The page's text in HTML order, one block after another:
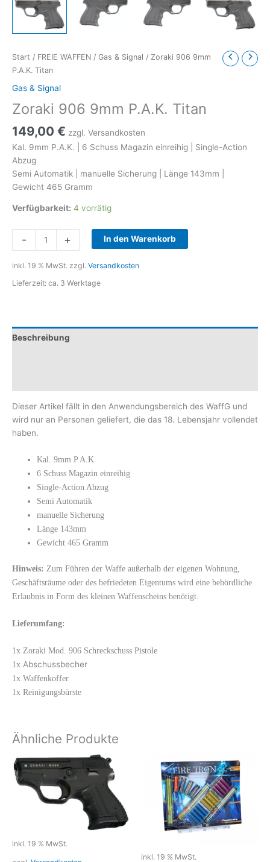
Start / FREIE WAFFEN / Gas & Signal / Zoraki 906 9mm
P.A.K. Titan
Gas & Signal
Zoraki 906 9mm P.A.K. Titan
149,00 € zzgl. Versandkosten
Kal. 9mm P.A.K. | 6 Schuss Magazin einreihig | Single-Action
Abzug
Semi Automatik | manuelle Sicherung | Länge 143mm |
Gewicht 465 Gramm
Verfügbarkeit: 4 vorrätig
-
906
9mm
Titan
+ In den Warenkorb
inkl. 19 % MwSt. zzgl. Versandkosten
Lieferzeit: ca. 3 Werktage
Beschreibung
Dieser Artikel fällt in den Anwendungsbereich des WaffG und
wird nur an Personen geliefert, die das 18. Lebensjahr vollendet
haben.
Kal. 9mm P.A.K.
6 Schuss Magazin einreihig
Single-Action Abzug
Semi Automatik
manuelle Sicherung
Länge 143mm
Gewicht 465 Gramm
Hinweis: Zum Führen der Waffe außerhalb der eigenen Wohnung,
Geschäftsräume oder des befriedeten Eigentums wird eine behördliche
Erlaubnis in Form des kleinen Waffenscheins benötigt.
Lieferumfang:
1x Zoraki Mod. 906 Schreckschuss Pistole
1x Abschussbecher
1x Waffenkoffer
1x Reinigungsbürste
Ähnliche Produkte
inkl. 19 % MwSt.
inkl. 19 % MwSt.